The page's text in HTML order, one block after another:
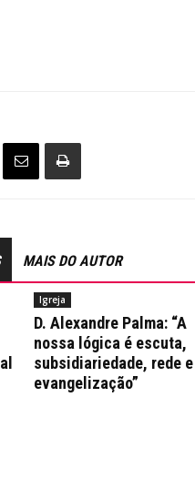
MAIS DO AUTOR
Igreja
D. Alexandre Palma: “A
nossa lógica é escuta,
subsidiariedade, rede e
evangelização”